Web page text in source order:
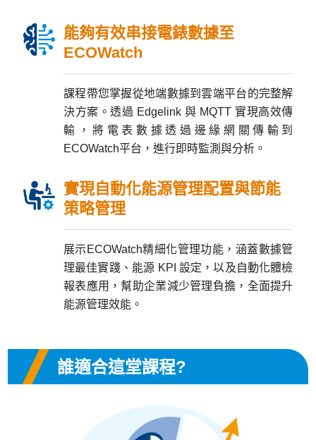
能夠有效串接電錶數據至
ECOWatch
課程帶您掌握從地端數據到雲端平台的完整解
決方案。透過 Edgelink 與 MQTT 實現高效傳
輸，將電表數據透過邊緣網關傳輸到
ECOWatch平台，進行即時監測與分析。
實現自動化能源管理配置與節能
策略管理
展示ECOWatch精細化管理功能，涵蓋數據管
理最佳實踐、能源 KPI 設定，以及自動化體檢
報表應用，幫助企業減少管理負擔，全面提升
能源管理效能。
誰適合這堂課程?